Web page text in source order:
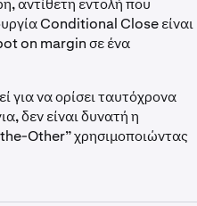
αντίθετη εντολή που
Conditional Close είναι
on margin σε ένα
για να ορίσει ταυτόχρονα
δεν είναι δυνατή η
Other” χρησιμοποιώντας